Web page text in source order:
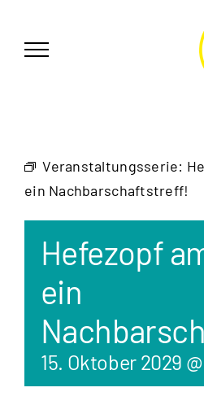
springen
Veranstaltungsserie:
ein Nachbarschaftstreff!
Hefezopf
ein
15. Oktober 2029